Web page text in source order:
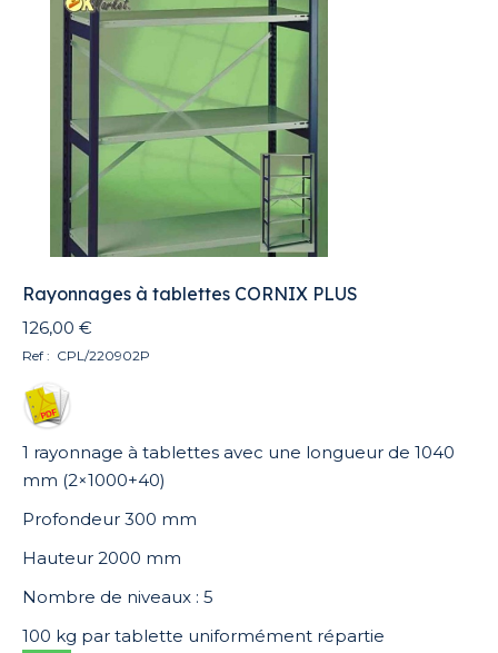
Rayonnages à tablettes CORNIX PLUS
126,00 €
Ref : CPL/220902P
1 rayonnage à tablettes avec une longueur de 1040
mm (2×1000+40)
Profondeur 300 mm
Hauteur 2000 mm
Nombre de niveaux : 5
100 kg par tablette uniformément répartie